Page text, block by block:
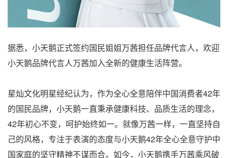
据悉，小天鹅正式签约国民姐姐万茜担任品牌代言人，欢迎
小天鹅品牌代言人万茜加入全新的健康生活阵营。
星灿文化明星经纪认为，作为全心全意陪伴中国消费者42年
的国民品牌，小天鹅一直秉承健康科技、品质生活的理念，
42年初心不变，呵护始终如一。就像万茜一样，一直坚持自
己的风格，专注于表演的态度与小天鹅42年全心全意守护中
国家庭的坚守精神不谋而合。如今，小天鹅携手万茜乘风破